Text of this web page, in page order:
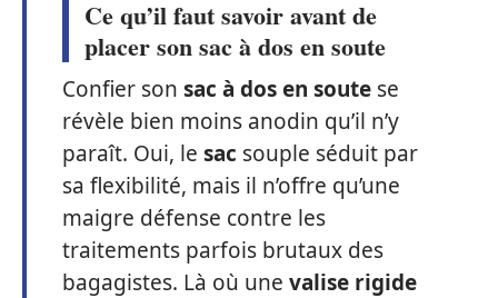
Ce qu’il faut savoir avant de
placer son sac à dos en soute
Confier son sac à dos en soute se
révèle bien moins anodin qu’il n’y
paraît. Oui, le sac souple séduit par
sa flexibilité, mais il n’offre qu’une
maigre défense contre les
traitements parfois brutaux des
bagagistes. Là où une valise rigide